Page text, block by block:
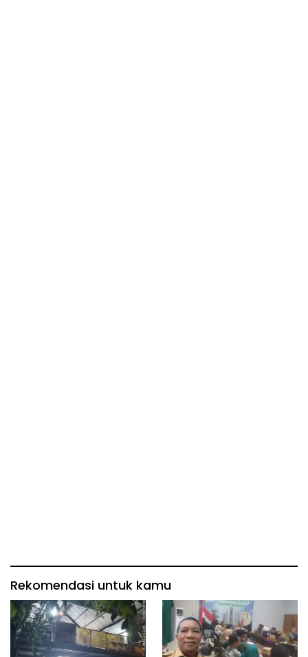
Rekomendasi untuk kamu